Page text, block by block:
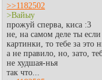
>>1182502
>Вайыу
прожуй сперва, киса :3
не, на самом деле ты
картинки, то тебе за это
а не правило, но, зато,
не худшая-нья
так что...